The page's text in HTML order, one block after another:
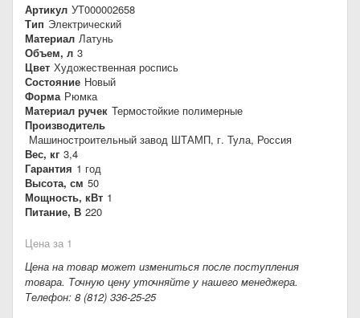
Артикул УТ000002658
Тип Электрический
Материал Латунь
Объем, л 3
Цвет Художественная роспись
Состояние Новый
Форма Рюмка
Материал ручек Термостойкие полимерные
Производитель
Машиностроительный завод ШТАМП, г. Тула, Россия
Вес, кг 3,4
Гарантия 1 год
Высота, см 50
Мощность, кВт 1
Питание, В 220
Цена за 1
Цена на товар может измениться после поступления
товара. Точную цену уточняйте у нашего менеджера.
Телефон: 8 (812) 336-25-25